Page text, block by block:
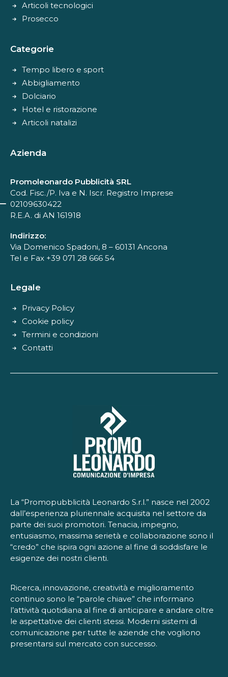
Articoli tecnologici
Prosecco
Categorie
Tempo libero e sport
Abbigliamento
Dolciario
Hotel e ristorazione
Articoli natalizi
Azienda
Promoleonardo Pubblicità SRL
Cod. Fisc./P. Iva e N. Iscr. Registro Imprese
02109630422
R.E.A. di AN 161918
Indirizzo:
Via Domenico Spadoni, 8 – 60131 Ancona
Tel e Fax +39 071 28 666 54
Legale
Privacy Policy
Cookie policy
Termini e condizioni
Contatti
La “Promopubblicità Leonardo S.r.l.” nasce nel 2002
dall’esperienza pluriennale acquisita nel settore da
parte dei suoi promotori. Tenacia, impegno,
entusiasmo, massima serietà e collaborazione sono il
“credo” che ispira ogni azione al fine di soddisfare le
esigenze dei nostri clienti.
Ricerca, innovazione, creatività e miglioramento
continuo sono le “parole chiave” che informano
l’attività quotidiana al fine di anticipare e andare oltre
le aspettative dei clienti stessi. Moderni sistemi di
comunicazione per tutte le aziende che vogliono
presentarsi sul mercato con successo.